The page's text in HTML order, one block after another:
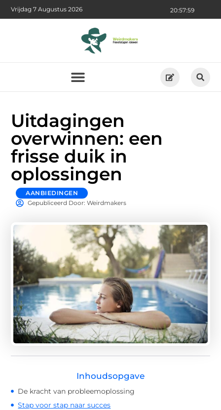
20:58:01
Vrijdag 7 Augustus 2026
Uitdagingen
overwinnen: een
frisse duik in
oplossingen
AANBIEDINGEN
Gepubliceerd Door: Weirdmakers
Inhoudsopgave
De kracht van probleemoplossing
Stap voor stap naar succes